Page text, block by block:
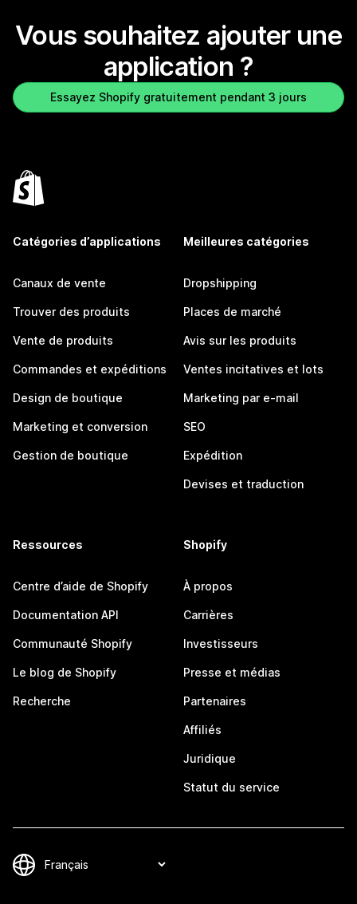
Vous souhaitez ajouter une
application ?
Essayez Shopify gratuitement pendant 3 jours
Catégories d’applications
Canaux de vente
Trouver des produits
Vente de produits
Commandes et expéditions
Design de boutique
Marketing et conversion
Gestion de boutique
Meilleures catégories
Dropshipping
Places de marché
Avis sur les produits
Ventes incitatives et lots
Marketing par e-mail
SEO
Expédition
Devises et traduction
Ressources
Centre d’aide de Shopify
Documentation API
Communauté Shopify
Le blog de Shopify
Recherche
Shopify
À propos
Carrières
Investisseurs
Presse et médias
Partenaires
Affiliés
Juridique
Statut du service